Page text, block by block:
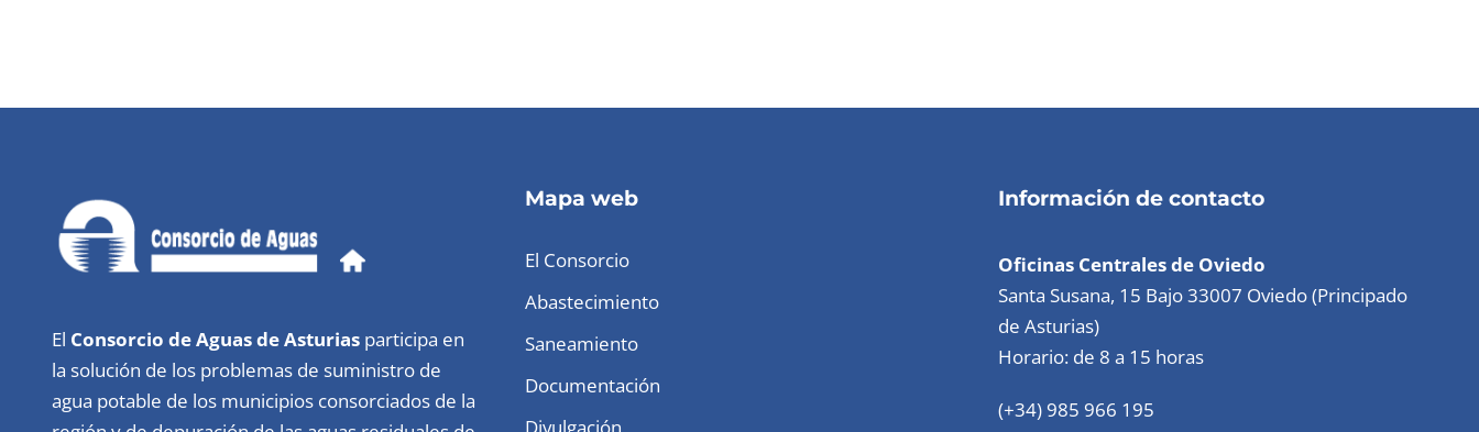
El Consorcio de Aguas de Asturias participa en
la solución de los problemas de suministro de
agua potable de los municipios consorciados de la
Mapa web
El Consorcio
Abastecimiento
Saneamiento
Documentación
Información de contacto
Oficinas Centrales de Oviedo
Santa Susana, 15 Bajo 33007 Oviedo (Principado
de Asturias)
Horario: de 8 a 15 horas
(+34) 985 966 195